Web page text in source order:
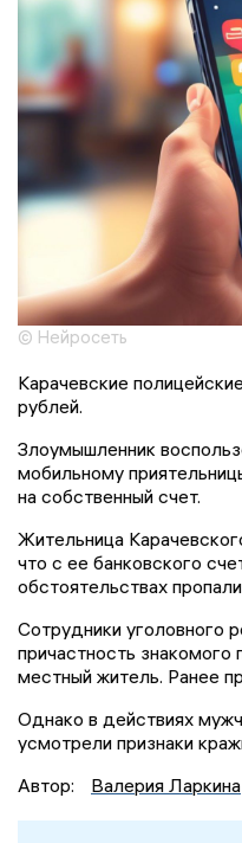
© Нейросеть
Карачевские
рублей.
Злоумышленник
мобильному
на собственный счет.
Жительница
что с ее банковского
обстоятельствах
Сотрудники уголовного
причастность
местный житель. Ранее
Однако в действиях
усмотрели признаки
Автор:
Валерия Ларкина